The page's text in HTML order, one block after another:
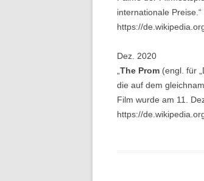
internationale Preise.“
https://
Dez. 2020
The Prom (engl. für
die auf dem
Film wurde am 11.
https://